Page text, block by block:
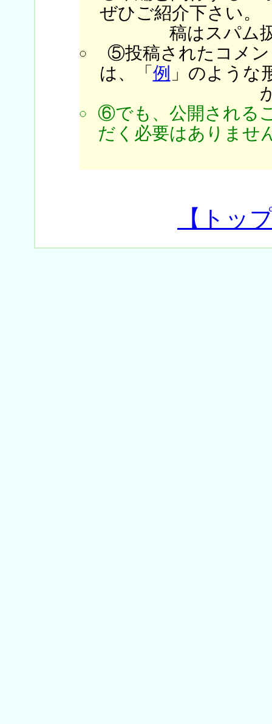
ぜひご紹介下さい。
稿はスパム
⑤投稿されたコメン
は、「 例 」のような
⑥でも、公開される
だく必要はありませ
【トッ